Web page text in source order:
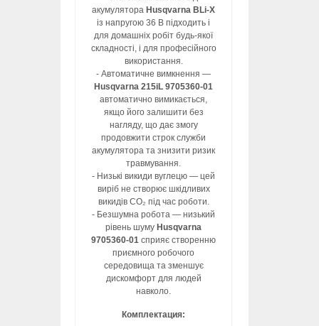
акумулятора Husqvarna BLi-X
із напругою 36 В підходить і
для домашніх робіт будь-якої
складності, і для професійного
використання.
- Автоматичне вимкнення —
Husqvarna 215iL 9705360-01
автоматично вимикається,
якщо його залишити без
нагляду, що дає змогу
продовжити строк служби
акумулятора та знизити ризик
травмування.
- Низькі викиди вуглецю — цей
виріб не створює шкідливих
викидів CO₂ під час роботи.
- Безшумна робота — низький
рівень шуму Husqvarna
9705360-01 сприяє створенню
приємного робочого
середовища та зменшує
дискомфорт для людей
навколо.
Комплектация: